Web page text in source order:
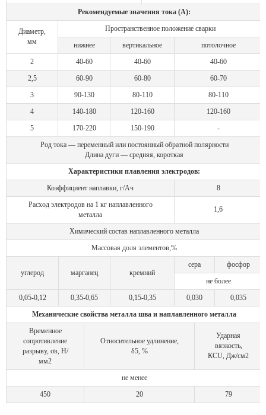
Рекомендуемые значения тока (А):
Диаметр,
мм
Пространственное положение сварки
нижнее
вертикальное
потолочное
2
40-60 40-60
40-60
2,5
60-90 60-80
60-70
3
90-130 80-110
80-110
4
140-180 120-160
120-160
5
170-220 150-190
-
Род тока — переменный или постоянный обратной полярности
Длина дуги — средняя, короткая
Характеристики плавления электродов:
Коэффициент наплавки, г/Ач
8
Расход электродов на 1 кг наплавленного
металла
1,6
Химический состав наплавленного металла
Массовая доля элементов,%
углерод марганец кремний
сера
фосфор
не более
0,05-0,12
0,35-0,65 0,15-0,35 0,030
0,035
Механические свойства металла шва и наплавленного металла
Временное
сопротивление
разрыву, σв, Н/
мм2
Относительное удлинение,
δ5, %
Ударная
вязкость,
КСU, Дж/см2
не менее
450
20 79